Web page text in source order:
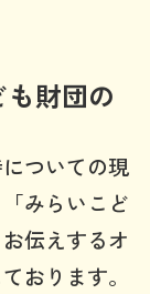
も財団の
ついての現
みらいこど
伝えするオ
おります。